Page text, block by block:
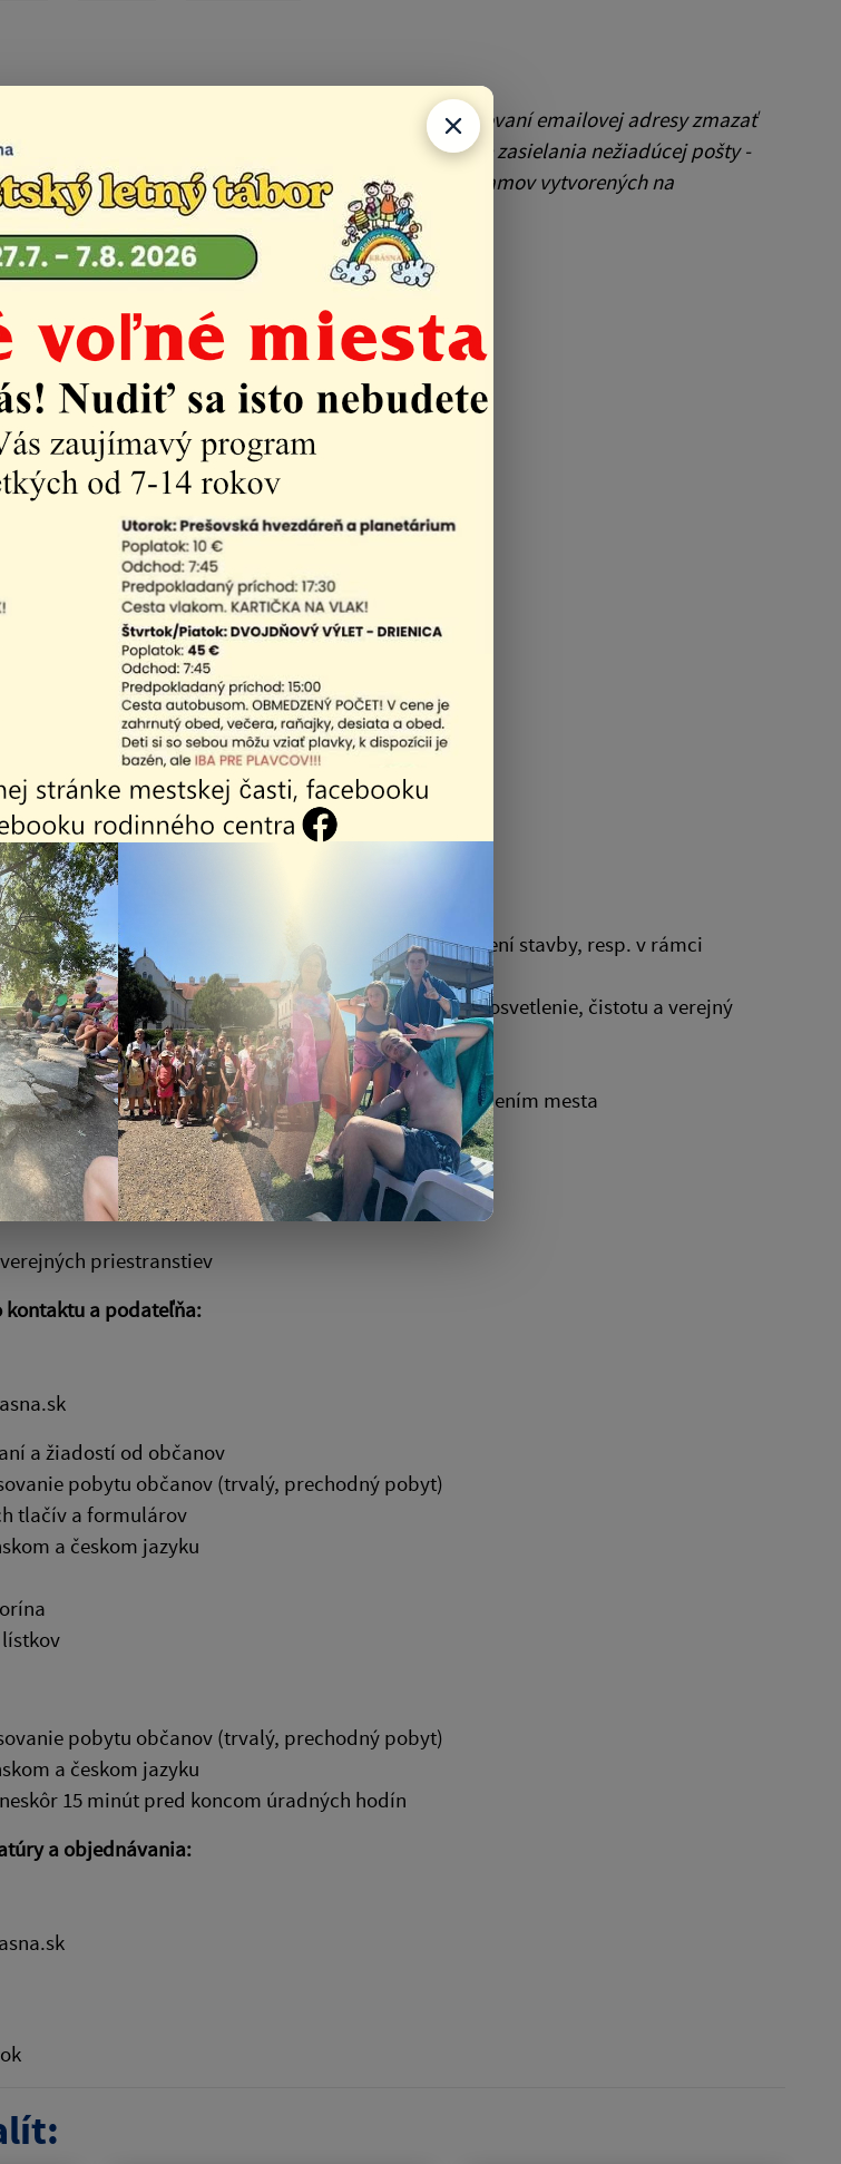
na uvedené emailové adresy je potrebné po skopírovaní emailovej adresy zmazať
Dôvodom úpravy emailových adries je obmedzenie zasielania nežiadúcej pošty -
prostredníctvom spambotov (špeciálnych programov vytvorených na
VO a projektov:
starostu
649 777
a háji miestne záujmy ako účastník konania o umiestnení stavby, resp. v rámci
časti zabezpečuje údržbu komunikácií, verejné osvetlenie, čistotu a verejný
a zariadení mestskej časti
odpadu v rozpore so zákonom alebo nariadením mesta
priestranstiev :
priestranstiev
a podateľňa:
a žiadostí od občanov
pobytu občanov (trvalý, prechodný pobyt)
tlačív a formulárov
a českom jazyku
pobytu občanov (trvalý, prechodný pobyt)
a českom jazyku
15 minút pred koncom úradných hodín
a objednávania: